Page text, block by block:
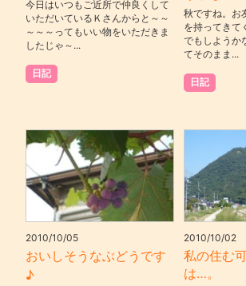
今日はいつもご近所で仲良くして
いただいているＫさんからと～～
～～～ってもいい物をいただきま
したじゃ～...
日記
秋ですね。お
を持ってきて
でもしようか
てそのまま...
日記
2010/10/05
おいしそうなぶどうです
♪
2010/10/02
私の住む
は…。